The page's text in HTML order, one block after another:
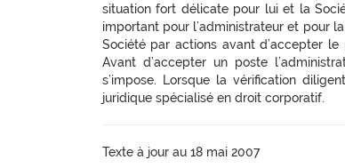
situation fort délicate pour lui et la
important pour l’administrateur et pour
Société par actions avant d’accepter
Avant d’accepter un poste
s’impose. Lorsque la vérification
juridique spécialisé en droit corporatif.
Texte à jour au 18 mai 2007